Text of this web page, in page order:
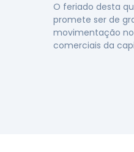
O feriado desta
promete ser de
movimentação
comerciais da